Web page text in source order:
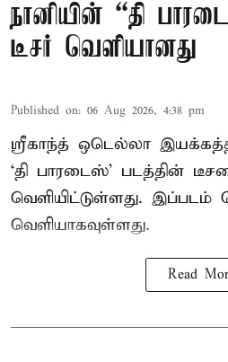
நானியின் “தி
டீசர் வெளியானது
Published on: 06 Aug 2026, 4:38 pm
ஸ்ரீகாந்த் ஒடெல்லா
‘தி பாரடைஸ்’ படத்தின்
வெளியிட்டுள்ளது. இப்படம்
வெளியாகவுள்ளது.
Read